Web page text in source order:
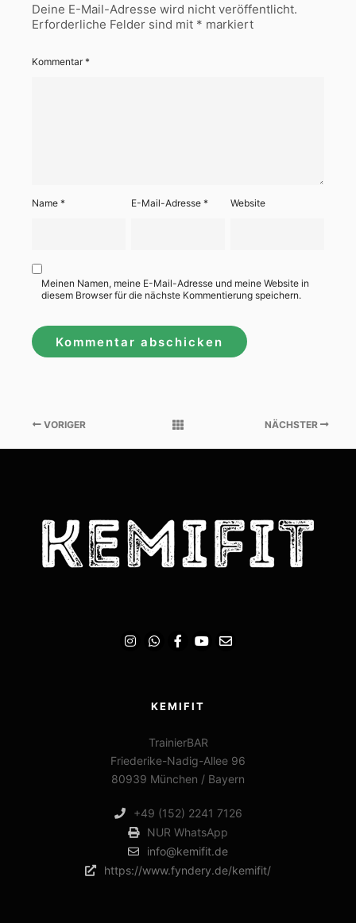
Deine E-Mail-Adresse wird nicht veröffentlicht.
Erforderliche Felder sind mit * markiert
Kommentar*
Name * E-Mail-Adresse* Website
Meinen Namen, meine E-Mail-Adresse und meine Website in
diesem Browser für die nächste Kommentierung speichern.
VORIGER NÄCHSTER
KEMIFIT
TrainierBAR
Friederike-Nadig-Allee 96
80939 München / Bayern
+49 (152) 2241 7126
NUR WhatsApp
info@kemifit.de
https://www.fyndery.de/kemifit/